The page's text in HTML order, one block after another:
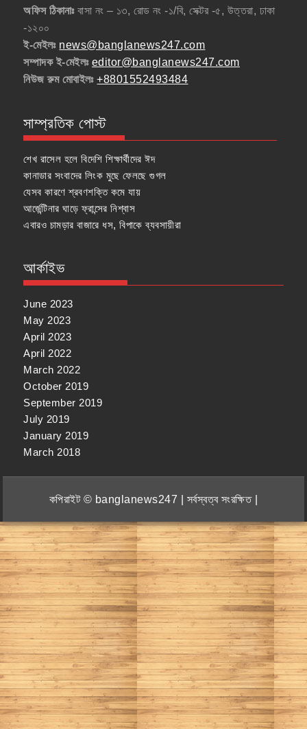
অফিস ঠিকানাঃবাসা নং – ১৩, রোড নং -১/বি, সেক্টর -৫, উত্তরা, ঢাকা
-১২০০
ই-মেইলঃ news@banglanews247.com
সম্পাদক ই-মেইলঃ editor@banglanews247.com
নিউজ রুম মোবাইলঃ+8801552493484
সাম্প্রতিক পোস্ট
শেখ রাসেল হলে বিদেশি শিক্ষার্থীদের ঈদ
কানাডার সংবাদের লিংক মুছে ফেলছে গুগল
যেসব কারণে শ্রবণশক্তি কমে যায়
আর্জেন্টিনার ঘাড়ে ফ্রান্সের নিশ্বাস
এবারও চামড়ার বাজারে ধস, বিপাকে ব্যবসায়ীরা
আর্কাইভ
June 2023
May 2023
April 2023
April 2022
March 2022
October 2019
September 2019
July 2019
January 2019
March 2018
কপিরাইট © banglanews247 | সর্বস্বত্ব সংরক্ষিত |